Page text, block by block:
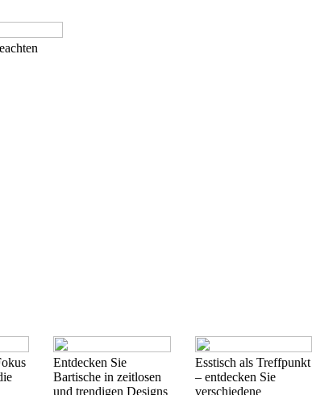
Entdecken Sie
Bartische in zeitlosen
und trendigen Designs
Esstisch als Treffpunkt
– entdecken Sie
verschiedene